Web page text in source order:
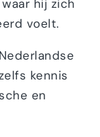
hij zich
voelt.
kennis
en